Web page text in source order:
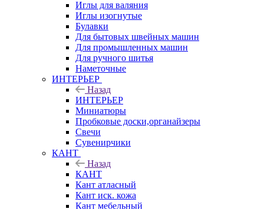
Иглы для валяния
Иглы изогнутые
Булавки
Для бытовых швейных машин
Для промышленных машин
Для ручного шитья
Наметочные
ИНТЕРЬЕР
Назад
ИНТЕРЬЕР
Миниатюры
Пробковые доски,органайзеры
Свечи
Сувенирчики
КАНТ
Назад
КАНТ
Кант атласный
Кант иск. кожа
Кант мебельный